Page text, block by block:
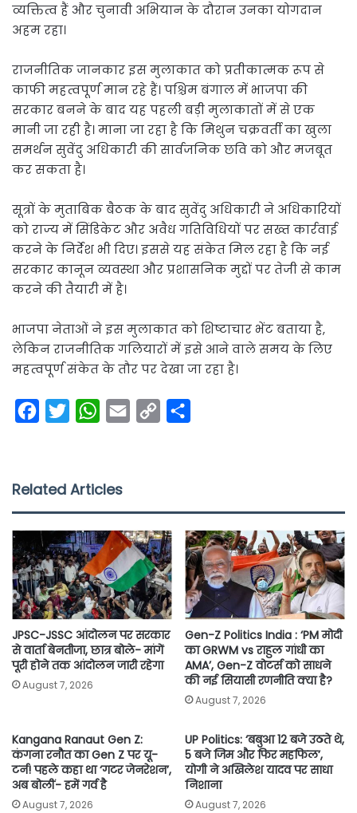
व्यक्तित्व हैं और चुनावी अभियान के दौरान उनका योगदान
अहम रहा।
राजनीतिक जानकार इस मुलाकात को प्रतीकात्मक रूप से
काफी महत्वपूर्ण मान रहे हैं। पश्चिम बंगाल में भाजपा की
सरकार बनने के बाद यह पहली बड़ी मुलाकातों में से एक
मानी जा रही है। माना जा रहा है कि मिथुन चक्रवर्ती का खुला
समर्थन सुवेंदु अधिकारी की सार्वजनिक छवि को और मजबूत
कर सकता है।
सूत्रों के मुताबिक बैठक के बाद सुवेंदु अधिकारी ने अधिकारियों
को राज्य में सिंडिकेट और अवैध गतिविधियों पर सख्त कार्रवाई
करने के निर्देश भी दिए। इससे यह संकेत मिल रहा है कि नई
सरकार कानून व्यवस्था और प्रशासनिक मुद्दों पर तेजी से काम
करने की तैयारी में है।
भाजपा नेताओं ने इस मुलाकात को शिष्टाचार भेंट बताया है,
लेकिन राजनीतिक गलियारों में इसे आने वाले समय के लिए
महत्वपूर्ण संकेत के तौर पर देखा जा रहा है।
e
o
o
k
t
e
r
W
t
A
p
p
i
n
k
Related Articles
JPSC-JSSC आंदोलन पर सरकार
से वार्ता बेनतीजा, छात्र बोले- मांगें
पूरी होने तक आंदोलन जारी रहेगा
August 7, 2026
Gen-Z Politics India : ‘PM मोदी
का GRWM vs राहुल गांधी का
AMA’, Gen-Z वोटर्स को साधने
की नई सियासी रणनीति क्या है?
August 7, 2026
Kangana Ranaut Gen Z:
कंगना रनौत का Gen Z पर यू-
टर्न! पहले कहा था ‘गटर जेनरेशन’,
अब बोलीं- हमें गर्व है
August 7, 2026
UP Politics: ‘बबुआ 12 बजे उठते थे,
5 बजे जिम और फिर महफिल’,
योगी ने अखिलेश यादव पर साधा
निशाना
August 7, 2026